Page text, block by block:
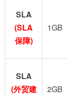
SLA
(SLA
保障)
1GB
SLA
(外贸建
2GB